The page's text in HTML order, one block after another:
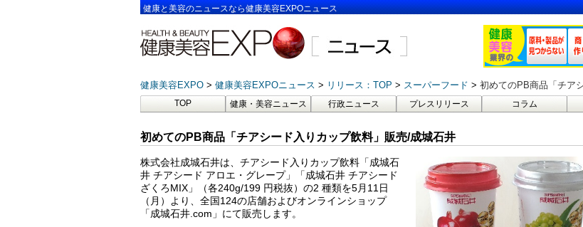
健康と美容のニュースなら健康美容EXPOニュース
健康美容EXPO 健康美容EXPOニュース リリース：TOP スーパーフード 初めてのPB商品「チア
TOP 健康・美容ニュース 行政ニュース プレスリリース コラム
初めてのPB商品「チアシード入りカップ飲料」販売/成城石井
株式会社成城石井は、チアシード入りカップ飲料「成城石
井 チアシード アロエ・グレープ」「成城石井 チアシード
ざくろMIX」（各240g/199 円税抜）の2 種類を5月11日
（月）より、全国124の店舗およびオンラインショップ
「成城石井.com」にて販売します。